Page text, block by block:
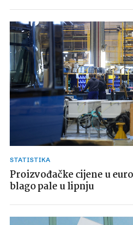
STATISTIKA
Proizvođačke cijene u
blago pale u lipnju